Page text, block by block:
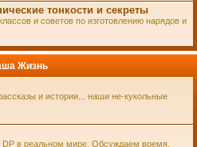
тонкости и секреты
и советов по изготовлению нарядов и
Жизнь
и истории... наши не-кукольные
в реальном мире. Обсуждаем время,